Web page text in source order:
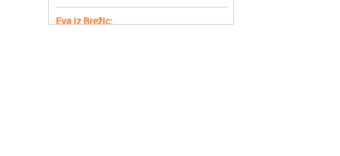
jezik, na spletu sem našla Oxford, jih